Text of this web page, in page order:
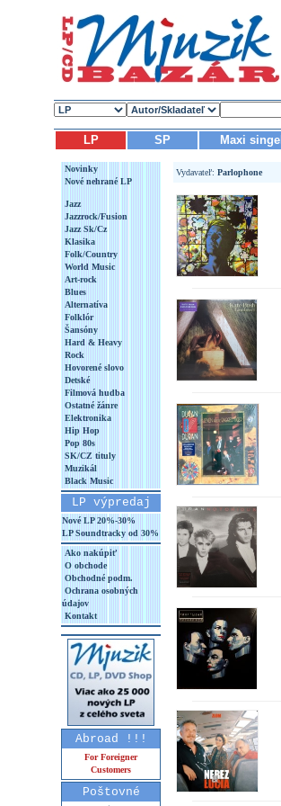
LP SP Maxi singel
Novinky
Nové nehrané LP
Jazz
Jazzrock/Fusion
Jazz Sk/Cz
Klasika
Folk/Country
World Music
Art-rock
Blues
Alternatíva
Folklór
Šansóny
Hard & Heavy
Rock
Hovorené slovo
Detské
Filmová hudba
Ostatné žánre
Elektronika
Hip Hop
Pop 80s
SK/CZ tituly
Muzikál
Black Music
LP výpredaj
Nové LP 20%-30%
LP Soundtracky od 30%
Ako nakúpiť
O obchode
Obchodné podm.
Ochrana osobných
údajov
Kontakt
Abroad !!!
For Foreigner
Customers
Poštovné
Vydavateľ: Parlophone